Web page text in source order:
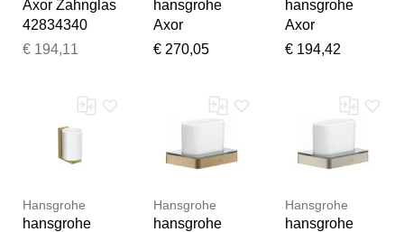
Axor Zahnglas
42834340
Glas,
€ 194,11
hansgrohe
Axor
Lotionsspende
Wandmontage,
brushed brass
€ 270,05
hansgrohe
Axor
Seifenschale
Wandmontage,
brushed brass
€ 194,42
Hansgrohe
hansgrohe
Hansgrohe
hansgrohe
Hansgrohe
hansgrohe